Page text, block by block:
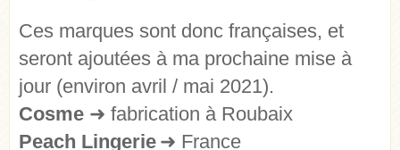
Ces marques sont donc françaises, et
seront ajoutées à ma prochaine mise à
jour (environ avril / mai 2021).
Cosme ➜ fabrication à Roubaix
Peach Lingerie ➜ France